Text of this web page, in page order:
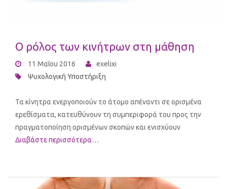
Ο ρόλος των κινήτρων στη μάθηση
11 Μαΐου 2016
exelixi
Ψυχολογική Υποστήριξη
Τα κίνητρα ενεργοποιούν το άτομο απέναντι σε ορισμένα
ερεθίσματα, κατευθύνουν τη συμπεριφορά του προς την
πραγματοποίηση ορισμένων σκοπών και ενισχύουν
Διαβάστε περισσότερα…